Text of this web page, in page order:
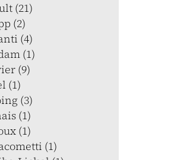
(21)
(2)
(4)
(1)
(9)
(1)
(3)
(1)
(1)
(1)